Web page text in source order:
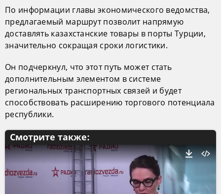
По информации главы экономического ведомства,
предлагаемый маршрут позволит напрямую
доставлять казахстанские товары в порты Турции,
значительно сокращая сроки логистики.
Он подчеркнул, что этот путь может стать
дополнительным элементом в системе
региональных транспортных связей и будет
способствовать расширению торгового потенциала
республики.
Смотрите также: